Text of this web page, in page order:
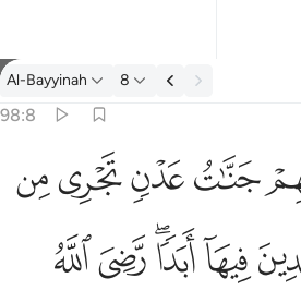
Tafsir: Al-Bayyinah 98:8
Al-Bayyinah 8
98:8
عنهم ورضوا عنه ذالك لمن خشي ربه ٨
عَنْهُمْ وَرَضُوا۟ عَنْهُ ۚ ذَٰلِكَ لِمَنْ خَشِىَ رَبَّهُۥ ٨
ﱠﱡﱢﱣ
ﱧﱨﱩﱪﱫ